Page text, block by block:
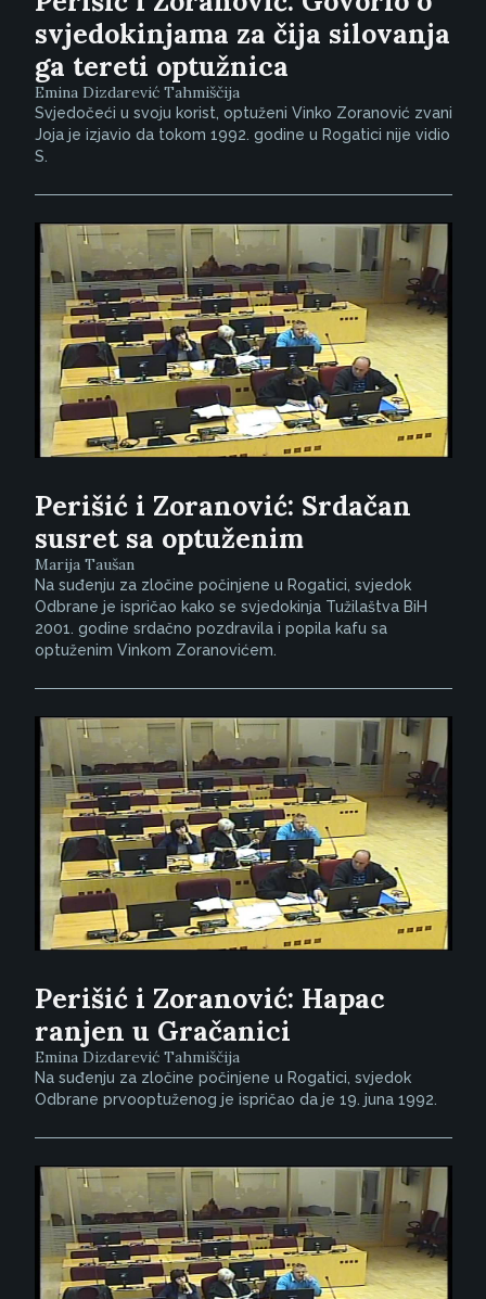
svjedokinjama za čija silovanja
ga tereti optužnica
Emina Dizdarević Tahmiščija
Svjedočeći u svoju korist, optuženi Vinko Zoranović zvani
Joja je izjavio da tokom 1992. godine u Rogatici nije vidio
S.
Perišić i Zoranović: Srdačan
susret sa optuženim
Marija Taušan
Na suđenju za zločine počinjene u Rogatici, svjedok
Odbrane je ispričao kako se svjedokinja Tužilaštva BiH
2001. godine srdačno pozdravila i popila kafu sa
optuženim Vinkom Zoranovićem.
Perišić i Zoranović: Hapac
ranjen u Gračanici
Emina Dizdarević Tahmiščija
Na suđenju za zločine počinjene u Rogatici, svjedok
Odbrane prvooptuženog je ispričao da je 19. juna 1992.